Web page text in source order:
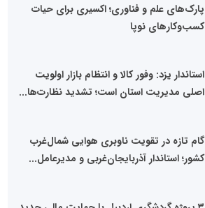
پارک‌های علم و فناوری؛ اکسیری برای حیات
کسب‌وکارهای نوپا
استاندار یزد: وفور کالا و انتظام بازار اولویت
اصلی مدیریت استان است؛ تشدید نظارت‌ها...
گام تازه در تقویت ناوبری هوایی شمال‌غرب
کشور؛ استاندار آذربایجان‌غربی و مدیرعامل...